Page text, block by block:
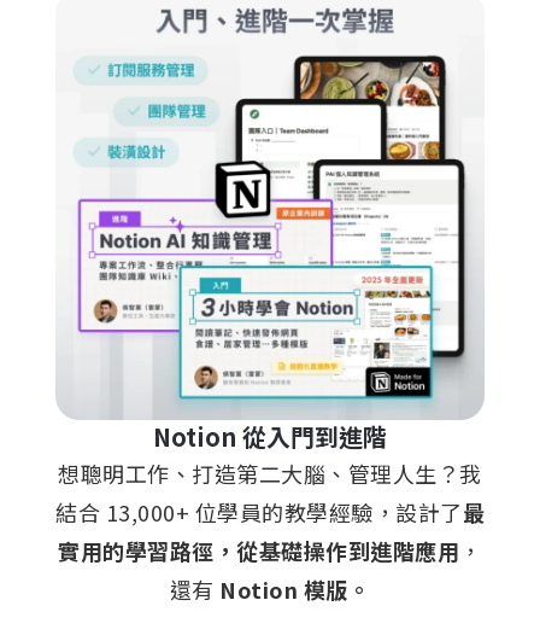
Notion 從入門到進階
想聰明工作、打造第二大腦、管理人生？我
結合 13,000+ 位學員的教學經驗，設計了最
實用的學習路徑，從基礎操作到進階應用 ，
還有 Notion 模版。